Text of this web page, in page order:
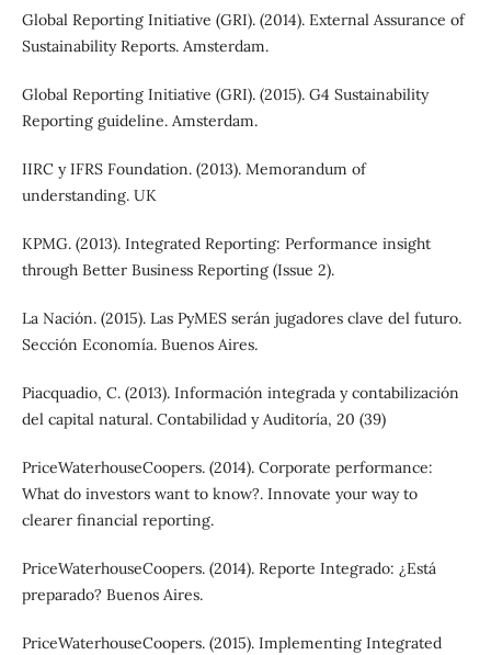
Global Reporting Initiative (GRI). (2014). External Assurance of
Sustainability Reports. Amsterdam.
Global Reporting Initiative (GRI). (2015). G4 Sustainability
Reporting guideline. Amsterdam.
IIRC y IFRS Foundation. (2013). Memorandum of
understanding. UK
KPMG. (2013). Integrated Reporting: Performance insight
through Better Business Reporting (Issue 2).
La Nación. (2015). Las PyMES serán jugadores clave del futuro.
Sección Economía. Buenos Aires.
Piacquadio, C. (2013). Información integrada y contabilización
del capital natural. Contabilidad y Auditoría, 20 (39)
PriceWaterhouseCoopers. (2014). Corporate performance:
What do investors want to know?. Innovate your way to
clearer financial reporting.
PriceWaterhouseCoopers. (2014). Reporte Integrado: ¿Está
preparado? Buenos Aires.
PriceWaterhouseCoopers. (2015). Implementing Integrated